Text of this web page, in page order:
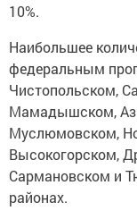
10%.
Наибольшее
федеральным
Чистопольском,
Мамадышском,
Муслюмовском,
Высокогорском,
Сармановском и
районах.